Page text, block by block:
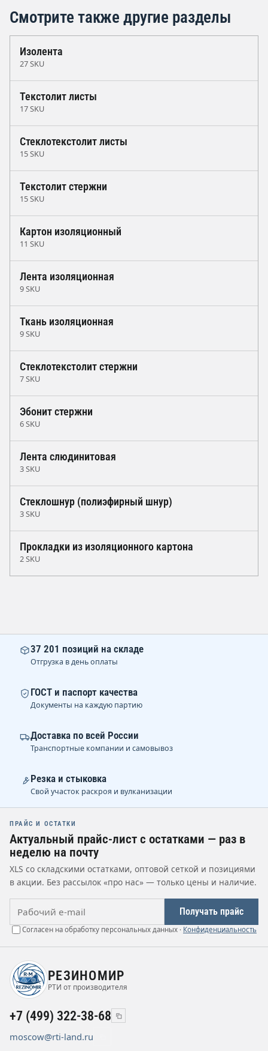
Смотрите также другие разделы
Изолента
27 SKU
Текстолит листы
17 SKU
Стеклотекстолит листы
15 SKU
Текстолит стержни
15 SKU
Картон изоляционный
11 SKU
Лента изоляционная
9 SKU
Ткань изоляционная
9 SKU
Стеклотекстолит стержни
7 SKU
Эбонит стержни
6 SKU
Лента слюдинитовая
3 SKU
Стеклошнур (полиэфирный шнур)
3 SKU
Прокладки из изоляционного картона
2 SKU
37 201 позиций на складе
Отгрузка в день оплаты
ГОСТ и паспорт качества
Документы на каждую партию
Доставка по всей России
Транспортные компании и самовывоз
Резка и стыковка
Свой участок раскроя и вулканизации
ПРАЙС И ОСТАТКИ
Актуальный прайс-лист с остатками — раз в
неделю на почту
XLS со складскими остатками, оптовой сеткой и позициями
в акции. Без рассылок «про нас» — только цены и наличие.
Получать прайс
Согласен на обработку персональных данных · Конфиденциальность
РЕЗИНОМИР
РТИ от производителя
+7 (499) 322-38-68
moscow@rti-land.ru